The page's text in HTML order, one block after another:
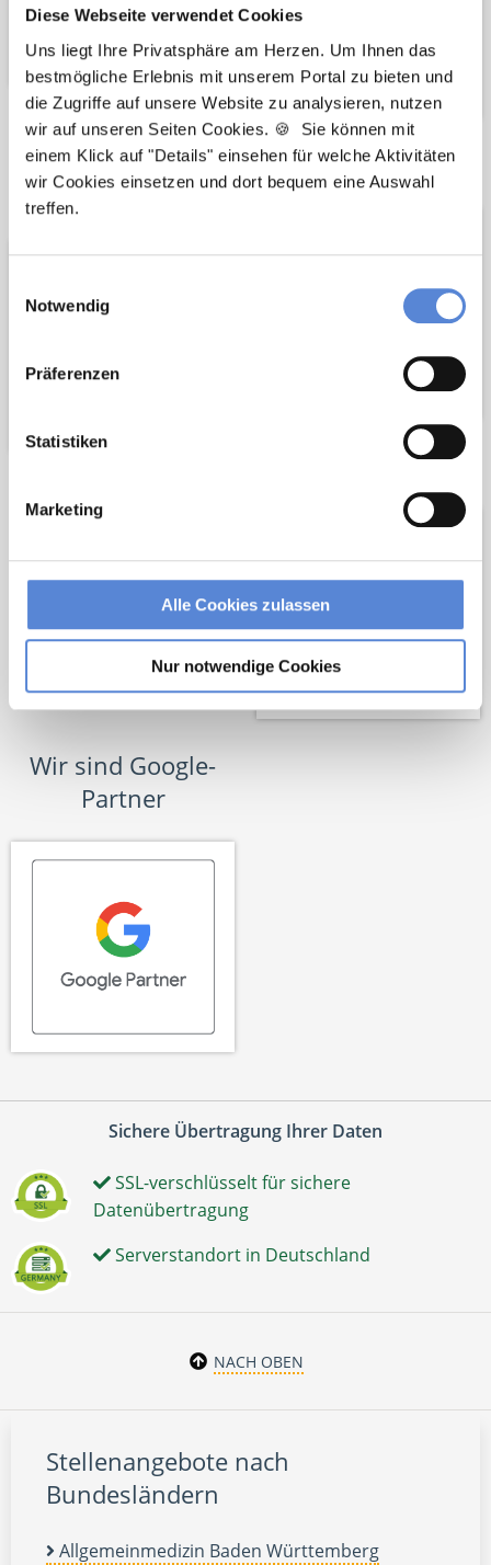
Diese Webseite verwendet Cookies
Uns liegt Ihre Privatsphäre am Herzen. Um Ihnen das
bestmögliche Erlebnis mit unserem Portal zu bieten und
die Zugriffe auf unsere Website zu analysieren, nutzen
wir auf unseren Seiten Cookies. 🍪 Sie können mit
einem Klick auf "Details" einsehen für welche Aktivitäten
wir Cookies einsetzen und dort bequem eine Auswahl
treffen.
Notwendig
Präferenzen
Statistiken
Marketing
Alle Cookies zulassen
Nur notwendige Cookies
Wir pflanzen
Bäume
Wir fördern
Netzwerk-Partner
Wir sind Google-
Partner
Sichere Übertragung Ihrer Daten
SSL-verschlüsselt für sichere
Datenübertragung
Serverstandort in Deutschland
NACH OBEN
Stellenangebote nach
Bundesländern
Allgemeinmedizin Baden Württemberg